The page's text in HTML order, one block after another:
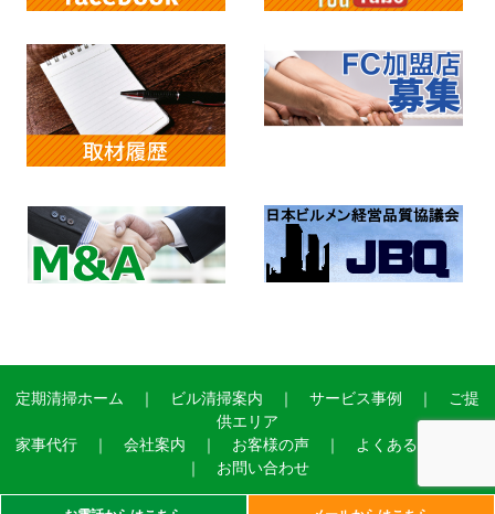
定期清掃ホーム ｜ ビル清掃案内 ｜ サービス事例 ｜
ご提
供エリア
家事代行｜ 会社案内 ｜ お客様の声｜
よくあるご質問
｜ お問い合わせ